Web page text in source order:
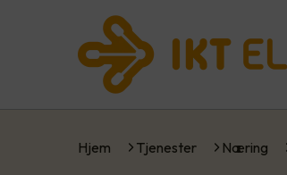
Hjem Tjenester Næring